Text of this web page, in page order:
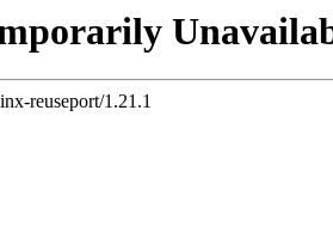
reuseport/1.21.1